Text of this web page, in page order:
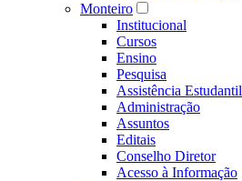
Monteiro
Institucional
Cursos
Ensino
Pesquisa
Assistência Estudantil
Administração
Assuntos
Editais
Conselho Diretor
Acesso à Informação